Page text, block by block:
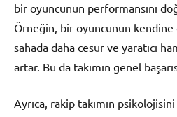
bir oyuncunun performansını
Örneğin, bir oyuncunun kendine
sahada daha cesur ve yaratıcı
artar. Bu da takımın genel
Ayrıca, rakip takımın